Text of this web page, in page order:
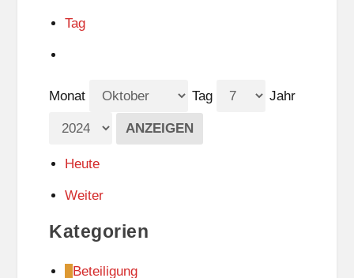
Tag
Monat Tag Jahr
Heute
Weiter
Kategorien
Beteiligung